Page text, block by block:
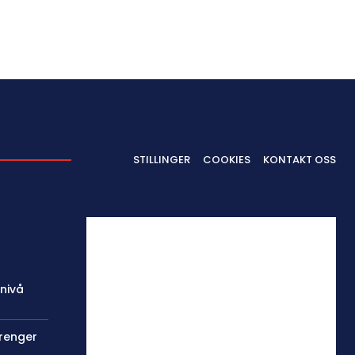
STILLINGER COOKIES KONTAKT OSS